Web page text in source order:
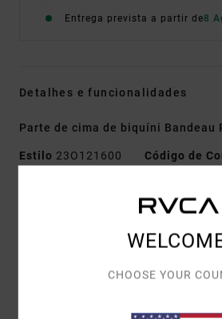
Entrega prevista a partir de8
Detalhes e funcionalidades
Parte de cima de biquíni Bandeau
Estilo 23O121600 Código de
Cobertura Cheeky
CHOOSE YOUR